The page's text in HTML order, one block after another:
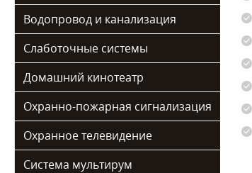
Водопровод и канализация
Слаботочные системы
Домашний кинотеатр
Охранно-пожарная сигнализация
Охранное телевидение
Система мультирум